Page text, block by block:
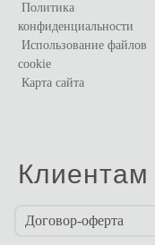
Политика
конфиденциальности
Использование файлов
cookie
Карта сайта
Клиентам
Договор-оферта